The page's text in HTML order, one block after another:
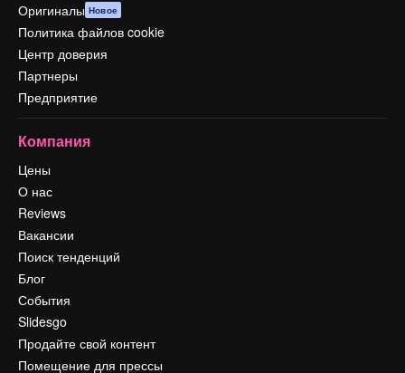
Оригиналы Новое
Политика файлов cookie
Центр доверия
Партнеры
Предприятие
Компания
Цены
О нас
Reviews
Вакансии
Поиск тенденций
Блог
События
Slidesgo
Продайте свой контент
Помещение для прессы